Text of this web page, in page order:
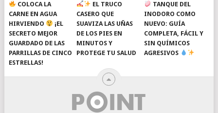
COLOCA LA
CARNE EN AGUA
HIRVIENDO
¡EL
SECRETO MEJOR
GUARDADO DE LAS
PARRILLAS DE CINCO
ESTRELLAS!
EL TRUCO
CASERO QUE
SUAVIZA LAS UÑAS
DE LOS PIES EN
MINUTOS Y
PROTEGE TU SALUD
TANQUE DEL
INODORO COMO
NUEVO: GUÍA
COMPLETA, FÁCIL Y
SIN QUÍMICOS
AGRESIVOS